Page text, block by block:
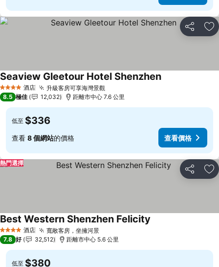
分享 放
4 星級 酒店 升級客房可享海灣景觀
Seaview Gleetour Hotel Shenzhen
8.5 極佳 12,032 距離市中心 7.6 公里
低至 $336
查看 8 個網站的價格 查看價格
分享 放
熱門選擇
4 星級 酒店 寬敞客房，坐擁河景
Best Western Shenzhen Felicity
7.8 好 32,512 距離市中心 5.6 公里
低至 $380